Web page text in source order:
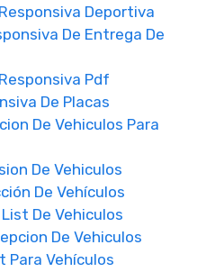
Deportiva
De Entrega De
Pdf
De Placas
De Vehiculos Para
De Vehiculos
De Vehículos
De Vehiculos
De Vehiculos
Para Vehículos